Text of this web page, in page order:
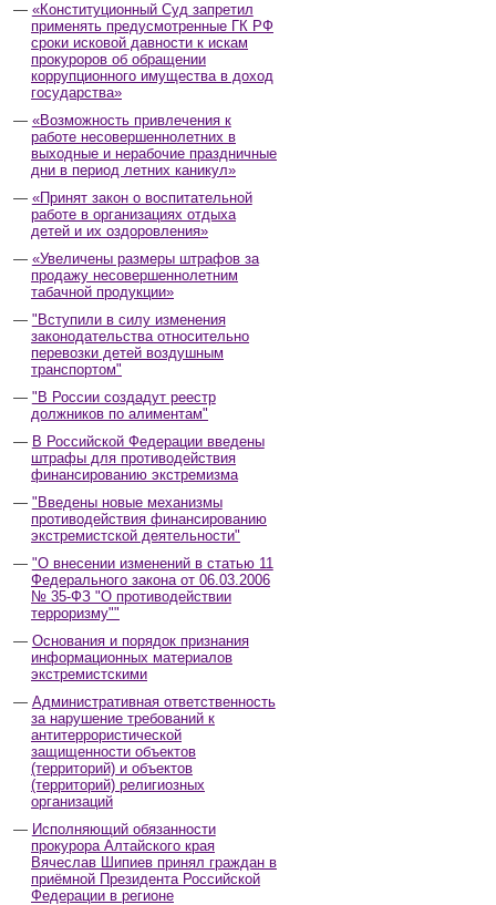
«Конституционный Суд запретил
применять предусмотренные ГК РФ
сроки исковой давности к искам
прокуроров об обращении
коррупционного имущества в доход
государства»
«Возможность привлечения к
работе несовершеннолетних в
выходные и нерабочие праздничные
дни в период летних каникул»
«Принят закон о воспитательной
работе в организациях отдыха
детей и их оздоровления»
«Увеличены размеры штрафов за
продажу несовершеннолетним
табачной продукции»
"Вступили в силу изменения
законодательства относительно
перевозки детей воздушным
транспортом"
"В России создадут реестр
должников по алиментам"
В Российской Федерации введены
штрафы для противодействия
финансированию экстремизма
"Введены новые механизмы
противодействия финансированию
экстремистской деятельности"
"О внесении изменений в статью 11
Федерального закона от 06.03.2006
№ 35-ФЗ "О противодействии
терроризму""
Основания и порядок признания
информационных материалов
экстремистскими
Административная ответственность
за нарушение требований к
антитеррористической
защищенности объектов
(территорий) и объектов
(территорий) религиозных
организаций
Исполняющий обязанности
прокурора Алтайского края
Вячеслав Шипиев принял граждан в
приёмной Президента Российской
Федерации в регионе